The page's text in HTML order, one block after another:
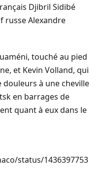
Djibril Sidibé
russe Alexandre
touché au pied
et Kevin Volland, qui
douleurs à une cheville
en barrages de
quant à eux dans le
status/1436397753